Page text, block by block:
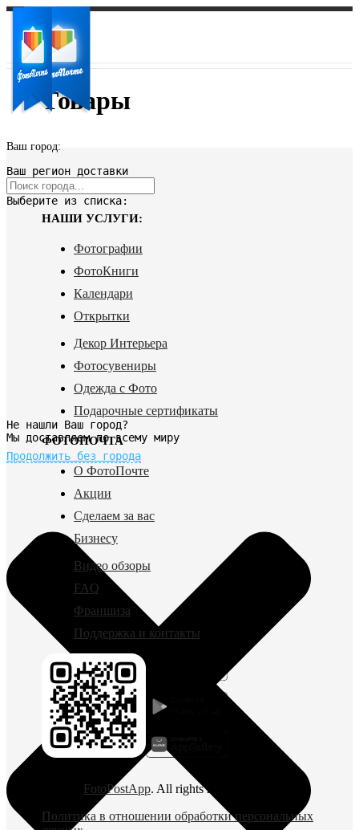
Ваш город:
Ваш регион доставки
Выберите из списка:
Не нашли Ваш город?
Мы доставляем по всему миру
Продолжить без города
Товары
НАШИ УСЛУГИ:
Фотографии
ФотоКниги
Календари
Открытки
Декор Интерьера
Фотосувениры
Одежда с Фото
Подарочные сертификаты
ФОТОПОЧТА
О ФотоПочте
Акции
Сделаем за вас
Бизнесу
Видео обзоры
FAQ
Франшиза
Поддержка и контакты
FotoPostApp. All rights reserved
Политика в отношении обработки персональных